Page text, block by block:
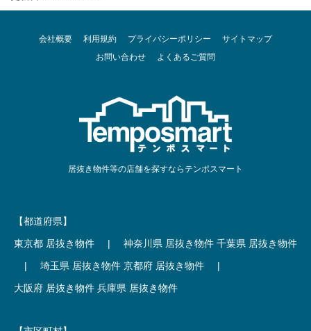
会社概要 利用規約 プライバシーポリシー
サイトマップ
お問い合わせ
よくあるご質問
居抜き物件等の店舗を探すならテンポスマート
【都道府県】
東京都 居抜き物件
| 神奈川県 居抜き物件 千葉県 居抜き物件
|
埼玉県 居抜き物件 京都府 居抜き物件
|
大阪府 居抜き物件 兵庫県 居抜き物件